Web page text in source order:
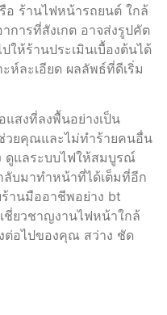
อ ร้านไฟหน้ารถยนต์ ใกล้
การที่สังเกต อาจส่งรูปคัต
ให้ร้านประเมินเบื้องต้นได้
ห์ละเอียด ผลลัพธ์ที่ดีเริ่ม
สงที่ลงพื้นอย่างเป็น
วยคุณและไม่ทำร้ายคนอื่น
ดูแลระบบไฟให้สมบูรณ์
ลับมาทำหน้าที่ได้เต็มที่อีก
านมืออาชีพอย่าง bt
ชี่ยวชาญงานไฟหน้าใกล้
อไปของคุณ สว่าง ชัด